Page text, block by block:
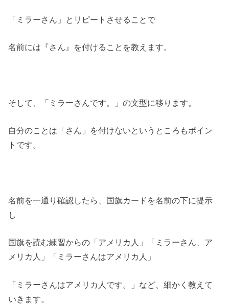
「ミラーさん」とリピートさせることで
名前には『さん』を付けることを教えます。
そして、「ミラーさんです。」の文型に移ります。
自分のことは「さん」を付けないというところもポイン
トです。
名前を一通り確認したら、国旗カードを名前の下に提示
し
国旗を読む練習からの「アメリカ人」「ミラーさん、ア
メリカ人」「ミラーさんはアメリカ人」
「ミラーさんはアメリカ人です。」など、細かく教えて
いきます。